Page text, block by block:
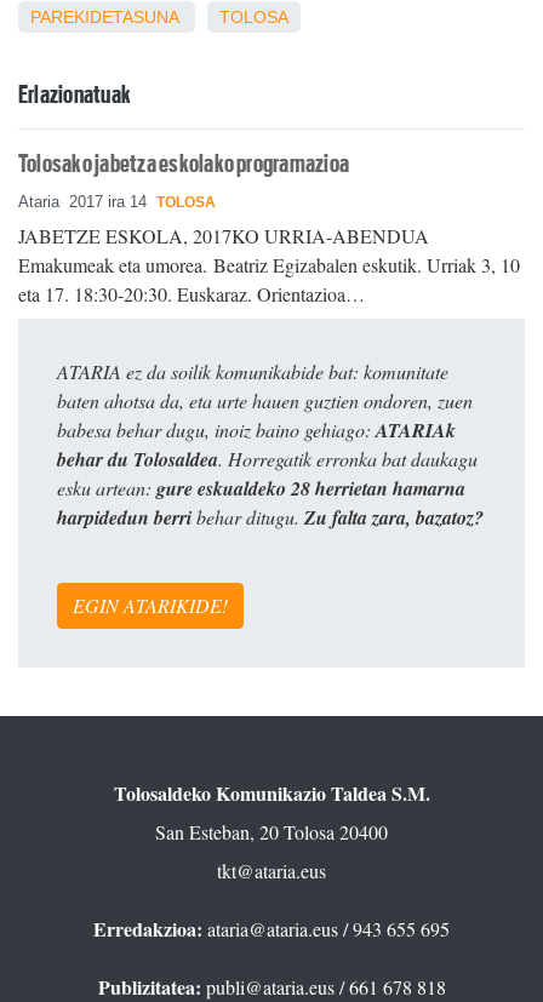
PAREKIDETASUNA TOLOSA
Erlazionatuak
Tolosako jabetza eskolako programazioa
Ataria 2017 ira 14 TOLOSA
JABETZE ESKOLA, 2017KO URRIA-ABENDUA
Emakumeak eta umorea. Beatriz Egizabalen eskutik. Urriak 3, 10
eta 17. 18:30-20:30. Euskaraz. Orientazioa…
ATARIA ez da soilik komunikabide bat: komunitate
baten ahotsa da, eta urte hauen guztien ondoren, zuen
babesa behar dugu, inoiz baino gehiago: ATARIAk
behar du Tolosaldea. Horregatik erronka bat daukagu
esku artean: gure eskualdeko 28 herrietan hamarna
harpidedun berribehar ditugu. Zu falta zara, bazatoz?
EGIN ATARIKIDE!
Tolosaldeko Komunikazio Taldea S.M.
San Esteban, 20 Tolosa 20400
tkt@ataria.eus
Erredakzioa: ataria@ataria.eus/ 943 655 695
Publizitatea: publi@ataria.eus/ 661 678 818